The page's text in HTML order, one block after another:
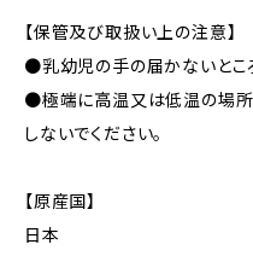
【保管及び取扱い上の注意】
●乳幼児の手の届かないとこ
●極端に高温又は低温の場
しないでください。
【原産国】
日本